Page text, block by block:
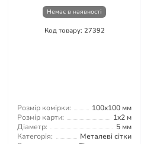
Немає в наявності
Код товару: 27392
Розмір комірки:
100x100 мм
Розмір карти:
1x2 м
Діаметр:
5 мм
Категорія:
Металеві сітки